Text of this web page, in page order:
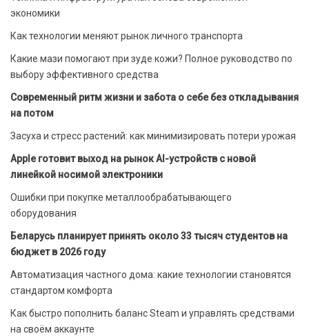
экономики
Как технологии меняют рынок личного транспорта
Какие мази помогают при зуде кожи? Полное руководство по
выбору эффективного средства
Современный ритм жизни и забота о себе без откладывания
на потом
Засуха и стресс растений: как минимизировать потери урожая
Apple готовит выход на рынок AI-устройств с новой
линейкой носимой электроники
Ошибки при покупке металлообрабатывающего
оборудования
Беларусь планирует принять около 33 тысяч студентов на
бюджет в 2026 году
Автоматизация частного дома: какие технологии становятся
стандартом комфорта
Как быстро пополнить баланс Steam и управлять средствами
на своём аккаунте